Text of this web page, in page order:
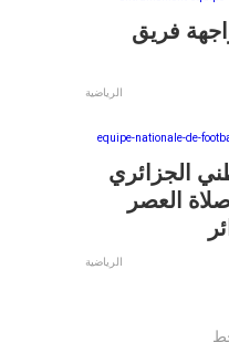
فريق
الرياضية
الجزائري
العصر
الرياضية